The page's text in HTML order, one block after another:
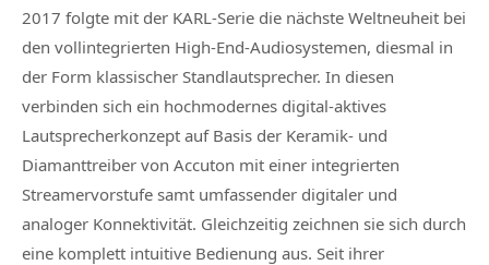
2017 folgte mit der KARL-Serie die nächste Weltneuheit bei
den vollintegrierten High-End-Audiosystemen, diesmal in
der Form klassischer Standlautsprecher. In diesen
verbinden sich ein hochmodernes digital-aktives
Lautsprecherkonzept auf Basis der Keramik- und
Diamanttreiber von Accuton mit einer integrierten
Streamervorstufe samt umfassender digitaler und
analoger Konnektivität. Gleichzeitig zeichnen sie sich durch
eine komplett intuitive Bedienung aus. Seit ihrer